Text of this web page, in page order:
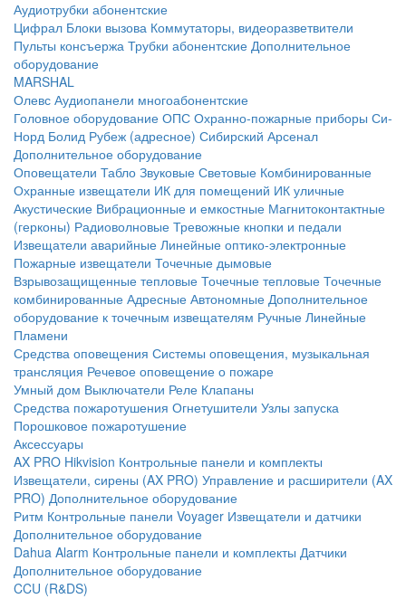
Аудиотрубки абонентские
Цифрал Блоки вызова Коммутаторы, видеоразветвители
Пульты консъержа Трубки абонентские Дополнительное
оборудование
MARSHAL
Олевс Аудиопанели многоабонентские
Головное оборудование ОПС Охранно-пожарные приборы Си-
Норд Болид Рубеж (адресное) Сибирский Арсенал
Дополнительное оборудование
Оповещатели Табло Звуковые Световые Комбинированные
Охранные извещатели ИК для помещений ИК уличные
Акустические Вибрационные и емкостные Магнитоконтактные
(герконы) Радиоволновые Тревожные кнопки и педали
Извещатели аварийные Линейные оптико-электронные
Пожарные извещатели Точечные дымовые
Взрывозащищенные тепловые Точечные тепловые Точечные
комбинированные Адресные Автономные Дополнительное
оборудование к точечным извещателям Ручные Линейные
Пламени
Средства оповещения Системы оповещения, музыкальная
трансляция Речевое оповещение о пожаре
Умный дом Выключатели Реле Клапаны
Средства пожаротушения Огнетушители Узлы запуска
Порошковое пожаротушение
Аксессуары
AX PRO Hikvision Контрольные панели и комплекты
Извещатели, сирены (AX PRO) Управление и расширители (AX
PRO) Дополнительное оборудование
Ритм Контрольные панели Voyager Извещатели и датчики
Дополнительное оборудование
Dahua Alarm Контрольные панели и комплекты Датчики
Дополнительное оборудование
CCU (R&DS)